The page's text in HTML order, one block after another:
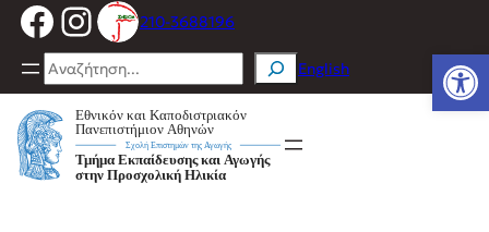
Μετάβαση
στο
περιεχόμενο
Facebook
Instagram
210-3688196
Search English